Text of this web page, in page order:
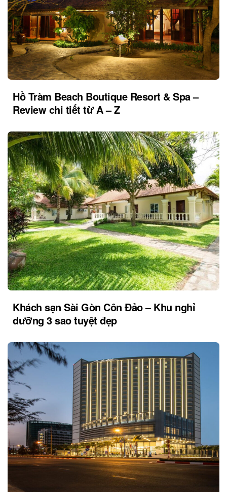
Hồ Tràm Beach Boutique Resort & Spa –
Review chi tiết từ A – Z
Khách sạn Sài Gòn Côn Đảo – Khu nghỉ
dưỡng 3 sao tuyệt đẹp